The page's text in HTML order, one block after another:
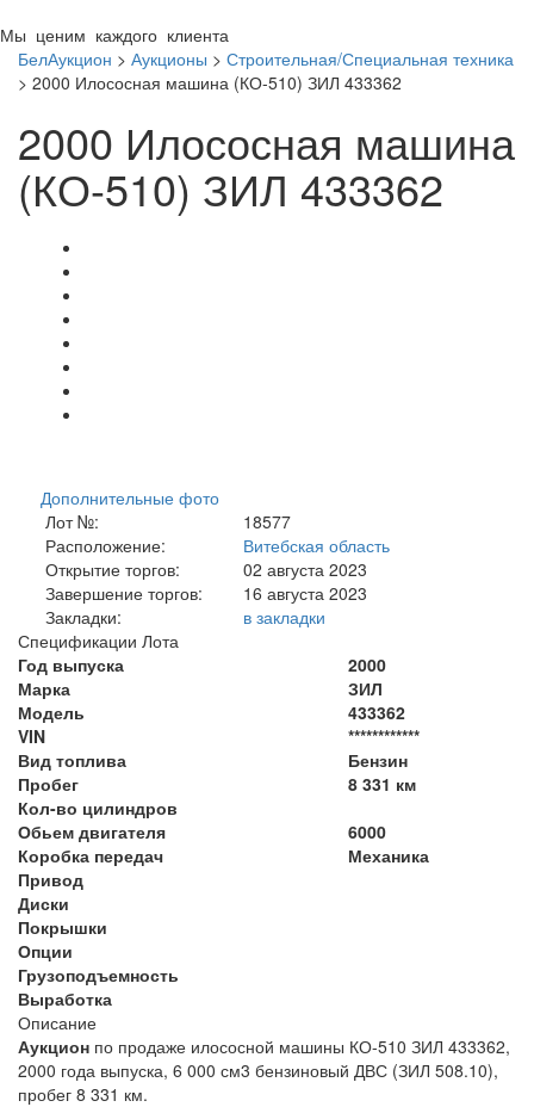
Мы ценим каждого клиента
БелАукцион > Аукционы > Строительная/Специальная техника
> 2000 Илососная машина (КО-510) ЗИЛ 433362
2000 Илососная машина
(КО-510) ЗИЛ 433362
Дополнительные фото
Лот №:
18577
Расположение:
Витебская область
Открытие торгов:
02 августа 2023
Завершение торгов:
16 августа 2023
Закладки:
в закладки
Спецификации Лота
Год выпуска
2000
Марка
ЗИЛ
Модель
433362
VIN
************
Вид топлива
Бензин
Пробег
8 331 км
Кол-во цилиндров
Обьем двигателя
6000
Коробка передач
Механика
Привод
Диски
Покрышки
Опции
Грузоподъемность
Выработка
Описание
Аукцион по продаже илососной машины КО-510 ЗИЛ 433362,
2000 года выпуска, 6 000 см3 бензиновый ДВС (ЗИЛ 508.10),
пробег 8 331 км.